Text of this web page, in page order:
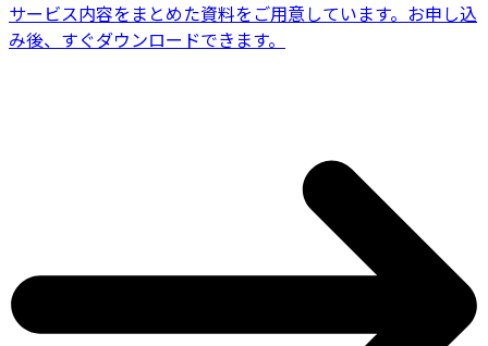
サービス内容をまとめた資料をご用意しています。お申し込
み後、すぐダウンロードできます。